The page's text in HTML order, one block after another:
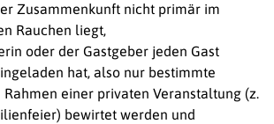
Zusammenkunft nicht primär im
Rauchen liegt,
oder der Gastgeber jeden Gast
hat, also nur bestimmte
Rahmen einer privaten Veranstaltung (z.
bewirtet werden und